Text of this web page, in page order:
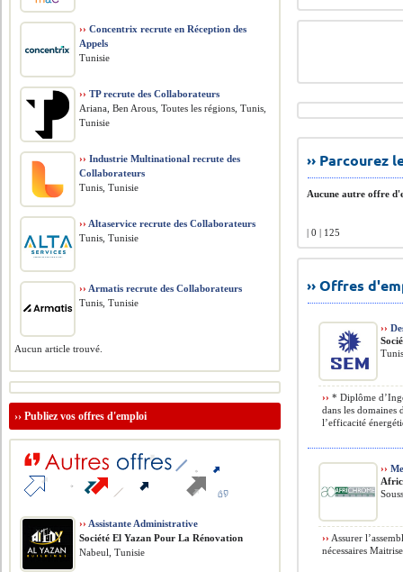
››
Aucune autre offre
| 0 | 125
›› Offres
››
›› * Diplôme
dans les
l’efficacité
››
›› Assurer
nécessaires
›› Concentrix recrute en Réception des
Appels
Tunisie
›› TP recrute des Collaborateurs
Ariana, Ben Arous, Toutes les régions, Tunis,
Tunisie
›› Industrie Multinational recrute des
Collaborateurs
Tunis, Tunisie
›› Altaservice recrute des Collaborateurs
Tunis, Tunisie
›› Armatis recrute des Collaborateurs
Tunis, Tunisie
Aucun article trouvé.
››Publiez vos offres d'emploi
›› Assistante Administrative
Société El Yazan Pour La Rénovation
Nabeul, Tunisie